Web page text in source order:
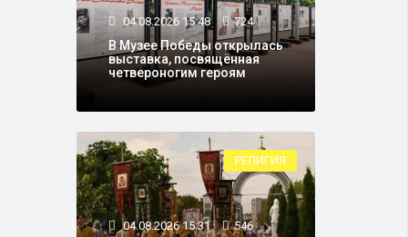
04.08.2026 15:48 724
В Музее Победы открылась
выставка, посвящённая
четвероногим героям
РЕЛИГИЯ
04.08.2026 15:31 546